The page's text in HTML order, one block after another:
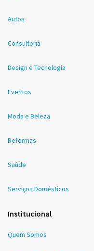
Autos
Consultoria
Design e Tecnologia
Eventos
Moda e Beleza
Reformas
Saúde
Serviços Domésticos
Institucional
Quem Somos